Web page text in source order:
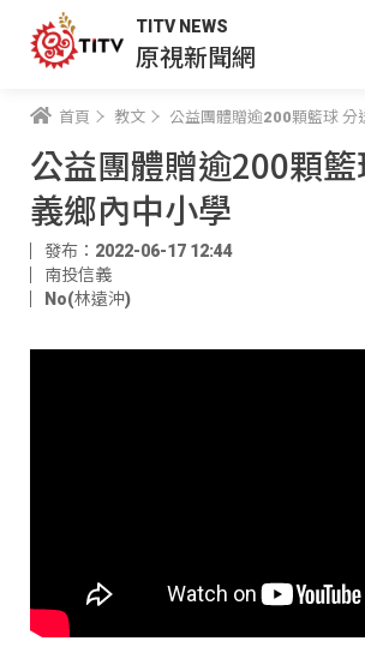
TITV NEWS
原視新聞網
首頁 教文 公益團體贈逾200顆籃球 分
公益團體贈逾200顆
義鄉內中小學
發布：2022-06-17 12:44
南投信義
No(林遠沖)